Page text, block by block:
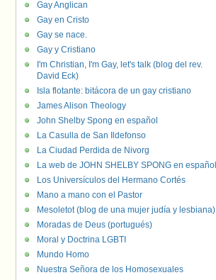
Gay Anglican
Gay en Cristo
Gay se nace.
Gay y Cristiano
I'm Christian, I'm Gay, let's talk (blog del rev.
David Eck)
Isla flotante: bitácora de un gay cristiano
James Alison Theology
John Shelby Spong en español
La Casulla de San Ildefonso
La Ciudad Perdida de Nivorg
La web de JOHN SHELBY SPONG en español
Los Universículos del Hermano Cortés
Mano a mano con el Pastor
Mesoletot (blog de una mujer judía y lesbiana)
Moradas de Deus (portugués)
Moral y Doctrina LGBTI
Mundo Homo
Nuestra Señora de los Homosexuales